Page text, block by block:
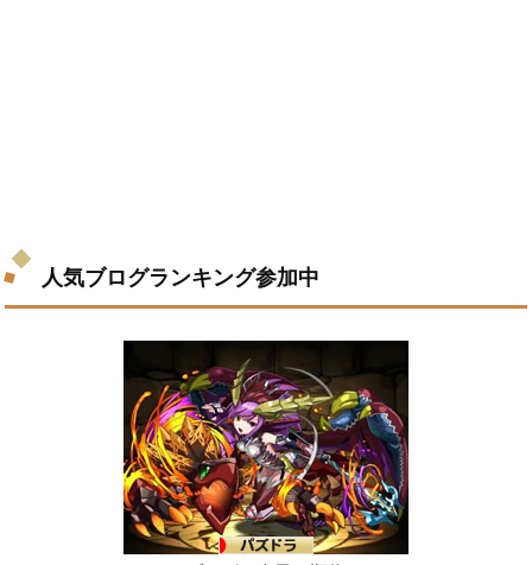
人気ブログランキング参加中